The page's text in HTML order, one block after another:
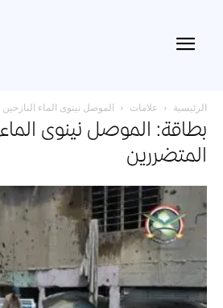
الرئيسية علامات الموصل نينوى الماء
بطاقة: الموصل نينوى الماء
المتضررين